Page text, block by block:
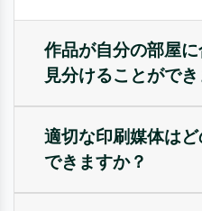
作品が自分の部屋
見分けることができ
適切な印刷媒体は
できますか？